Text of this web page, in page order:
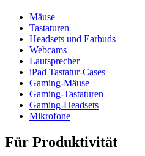
Mäuse
Tastaturen
Headsets und Earbuds
Webcams
Lautsprecher
iPad Tastatur-Cases
Gaming-Mäuse
Gaming-Tastaturen
Gaming-Headsets
Mikrofone
Für Produktivität